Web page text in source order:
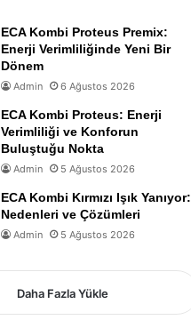
ECA Kombi Proteus Premix:
Enerji Verimliliğinde Yeni Bir
Dönem
Admin 6 Ağustos 2026
ECA Kombi Proteus: Enerji
Verimliliği ve Konforun
Buluştuğu Nokta
Admin 5 Ağustos 2026
ECA Kombi Kırmızı Işık Yanıyor:
Nedenleri ve Çözümleri
Admin 5 Ağustos 2026
Daha Fazla Yükle